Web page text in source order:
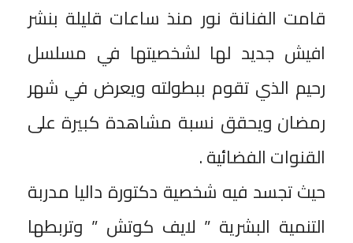
قامت الفنانة نور منذ ساعات قليلة بنشر
افيش جديد لها لشخصيتها في مسلسل
رحيم الذي تقوم ببطولته ويعرض في شهر
رمضان ويحقق نسبة مشاهدة كبيرة على
القنوات الفضائية .
حيث تجسد فيه شخصية دكتورة داليا مدربة
التنمية البشرية ” لايف كوتش ” وتربطها